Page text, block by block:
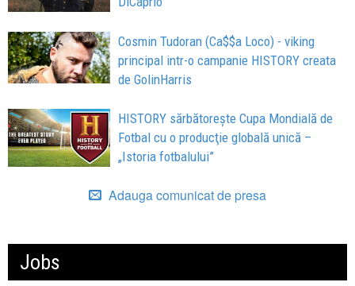
Cosmin Tudoran (Ca$$a Loco) - viking
principal intr-o campanie HISTORY creata
de GolinHarris
HISTORY sărbătoreşte Cupa Mondială de
Fotbal cu o producţie globală unică –
„Istoria fotbalului”
Adauga comunicat de presa
Jobs